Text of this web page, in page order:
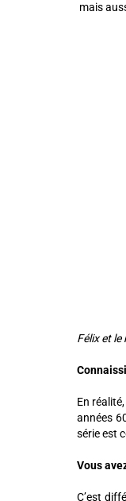
mais
Félix et
En
années
série est
Vous
C’est